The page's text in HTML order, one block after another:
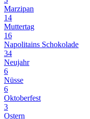
Marzipan
14
Muttertag
16
Napolitains Schokolade
34
Neujahr
6
Nüsse
6
Oktoberfest
3
Ostern